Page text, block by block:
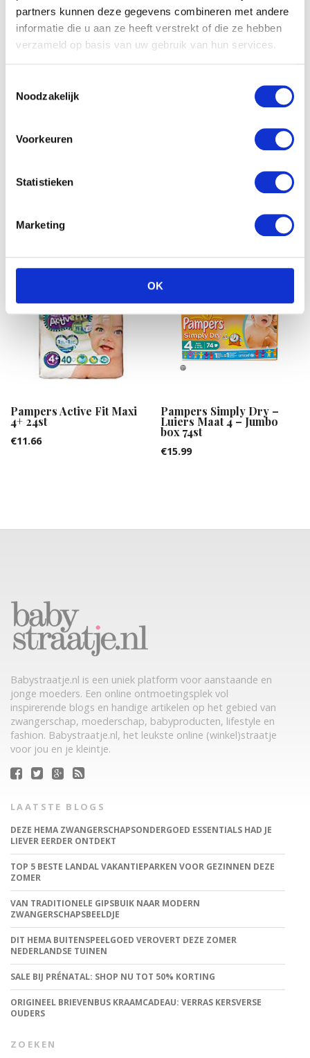
partners kunnen deze gegevens combineren met andere
informatie die u aan ze heeft verstrekt of die ze hebben
verzameld op basis van uw gebruik van hun services.
Noodzakelijk
Voorkeuren
Statistieken
Marketing
OK
stu
3 Maandbox 204 st.
Pampers Active Fit Maxi
4+ 24st
€11.66
Pampers Simply Dry –
Luiers Maat 4 – Jumbo
box 74st
€15.99
Babystraatje.nl is een uniek platform voor aanstaande en
jonge moeders. Een online ontmoetingsplek vol
inspirerende blogs en handige artikelen op het gebied van
zwangerschap, moederschap, babyproducten, lifestyle en
fashion. Babystraatje.nl, het leukste online (winkel)straatje
voor jou en je kleintje.
LAATSTE BLOGS
DEZE HEMA ZWANGERSCHAPSONDERGOED ESSENTIALS HAD JE
LIEVER EERDER ONTDEKT
TOP 5 BESTE LANDAL VAKANTIEPARKEN VOOR GEZINNEN DEZE
ZOMER
VAN TRADITIONELE GIPSBUIK NAAR MODERN
ZWANGERSCHAPSBEELDJE
DIT HEMA BUITENSPEELGOED VEROVERT DEZE ZOMER
NEDERLANDSE TUINEN
SALE BIJ PRÉNATAL: SHOP NU TOT 50% KORTING
ORIGINEEL BRIEVENBUS KRAAMCADEAU: VERRAS KERSVERSE
OUDERS
ZOEKEN